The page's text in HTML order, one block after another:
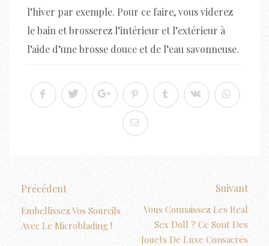
l’hiver par exemple. Pour ce faire, vous viderez
le bain et brosserez l’intérieur et l’extérieur à
l’aide d’une brosse douce et de l’eau savonneuse.
Précédent
Embellissez Vos Sourcils
Avec Le Microblading !
Suivant
Vous Connaissez Les Real
Sex Doll ? Ce Sont Des
Jouets De Luxe Consacrés